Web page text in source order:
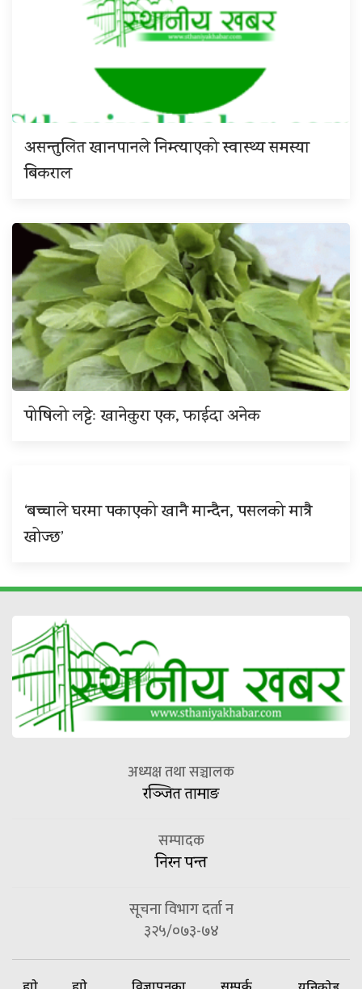
असन्तुलित खानपानले निम्त्याएको स्वास्थ्य समस्या
बिकराल
पोषिलो लट्टेः खानेकुरा एक, फाईदा अनेक
‘बच्चाले घरमा पकाएको खानै मान्दैन, पसलको मात्रै
खोज्छ’
अध्यक्ष तथा सञ्चालक
रञ्जित तामाङ
सम्पादक
निरन पन्त
सूचना विभाग दर्ता न
३२५/०७३-७४